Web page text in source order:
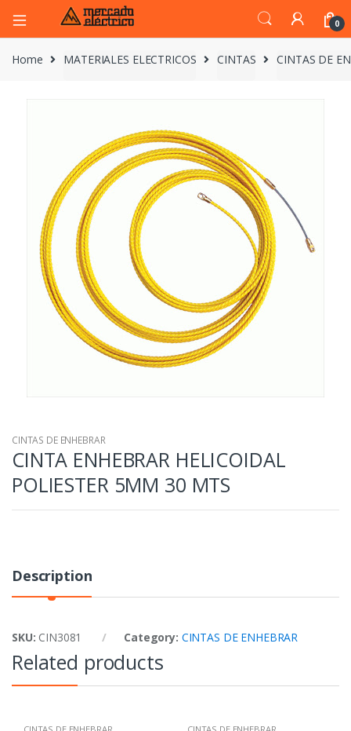
0
Home MATERIALES ELECTRICOS CINTAS CINTAS DE
CINTAS DE ENHEBRAR
CINTA ENHEBRAR HELICOIDAL
POLIESTER 5MM 30 MTS
Description
SKU: CIN3081 Category: CINTAS DE ENHEBRAR
Related products